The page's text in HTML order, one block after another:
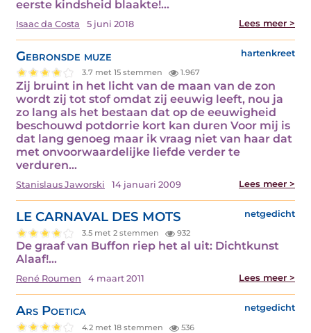
eerste kindsheid blaakte!…
Isaac da Costa 5 juni 2018 Lees meer >
Gebronsde muze hartenkreet
3.7 met 15 stemmen 1.967
Zij bruint in het licht van de maan van de zon
wordt zij tot stof omdat zij eeuwig leeft, nou ja
zo lang als het bestaan dat op de eeuwigheid
beschouwd potdorrie kort kan duren Voor mij is
dat lang genoeg maar ik vraag niet van haar dat
met onvoorwaardelijke liefde verder te
verduren…
Stanislaus Jaworski 14 januari 2009 Lees meer >
LE CARNAVAL DES MOTS netgedicht
3.5 met 2 stemmen 932
De graaf van Buffon riep het al uit: Dichtkunst
Alaaf!…
René Roumen 4 maart 2011 Lees meer >
Ars Poetica netgedicht
4.2 met 18 stemmen 536